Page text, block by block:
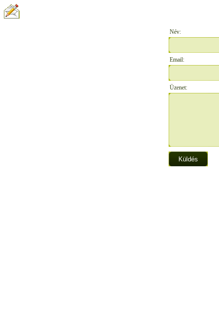
Név:
Email:
Üzenet: